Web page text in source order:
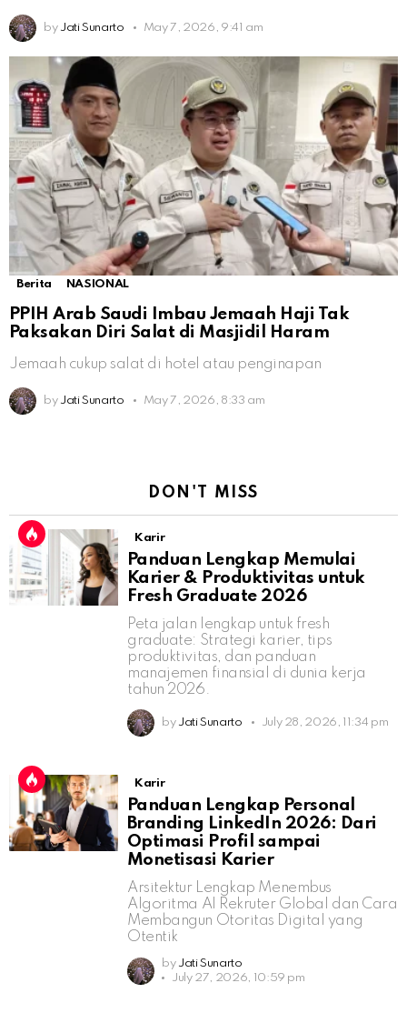
by Jati Sunarto May 7, 2026, 9:41 am
Berita NASIONAL
PPIH Arab Saudi Imbau Jemaah Haji Tak
Paksakan Diri Salat di Masjidil Haram
Jemaah cukup salat di hotel atau penginapan
by Jati Sunarto May 7, 2026, 8:33 am
DON'T MISS
Karir
Panduan Lengkap Memulai
Karier & Produktivitas untuk
Fresh Graduate 2026
Peta jalan lengkap untuk fresh
graduate: Strategi karier, tips
produktivitas, dan panduan
manajemen finansial di dunia kerja
tahun 2026.
by Jati Sunarto July 28, 2026, 11:34 pm
Karir
Panduan Lengkap Personal
Branding LinkedIn 2026: Dari
Optimasi Profil sampai
Monetisasi Karier
Arsitektur Lengkap Menembus
Algoritma AI Rekruter Global dan Cara
Membangun Otoritas Digital yang
Otentik
by Jati Sunarto
July 27, 2026, 10:59 pm